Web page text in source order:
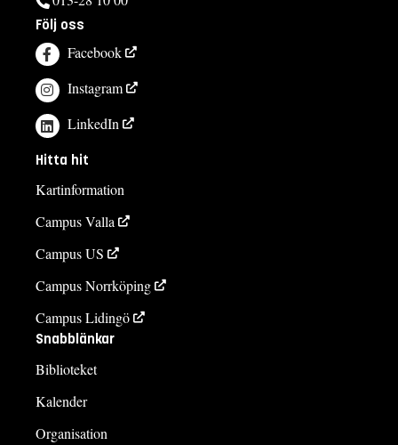
Följ oss
Facebook
Instagram
LinkedIn
Hitta hit
Kartinformation
Campus Valla
Campus US
Campus Norrköping
Campus Lidingö
Snabblänkar
Biblioteket
Kalender
Organisation